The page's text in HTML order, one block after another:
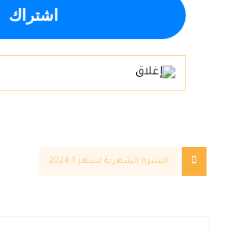
النشرة الشهرية لشهر 1 2024